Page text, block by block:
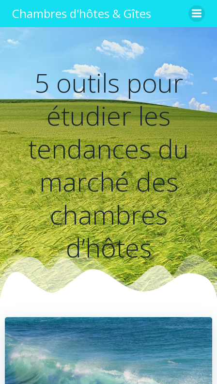
au
contenu
Chambres d'hôtes & Gîtes
5 outils pour
étudier les
tendances du
marché des
chambres
d’hôtes